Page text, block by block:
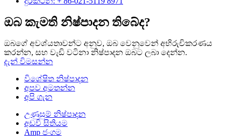
ඔබ කැමති නිෂ්පාදන තිබේද?
ඔබගේ අවශ්යතාවන්ට අනුව, ඔබ වෙනුවෙන් අභිරුචිකරණය
කරන්න, සහ වැඩි වටිනා නිෂ්පාදන ඔබට ලබා දෙන්න.
දැන් විමසන්න
විශේෂිත නිෂ්පාදන
අපව අමතන්න
අපි ගැන
උණුසුම් නිෂ්පාදන
අඩවි සිතියම
Amp ජංගම